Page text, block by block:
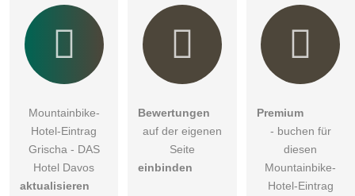
Mountainbike-
Hotel-Eintrag
Grischa - DAS
Hotel Davos
aktualisieren
Bewertungen
auf der eigenen
Seite
einbinden
Premium
- buchen für
diesen
Mountainbike-
Hotel-Eintrag